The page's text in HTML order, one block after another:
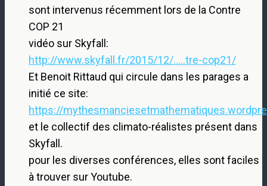
sont intervenus récemment lors de la Contre
COP 21
vidéo sur Skyfall:
http://www.skyfall.fr/2015/12/.....tre-cop21/
Et Benoit Rittaud qui circule dans les parages a
initié ce site:
https://
et le collectif des climato-réalistes présent dans
Skyfall.
pour les diverses conférences, elles sont faciles
à trouver sur Youtube.